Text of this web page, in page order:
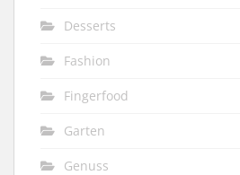
Desserts
Fashion
Fingerfood
Garten
Genuss